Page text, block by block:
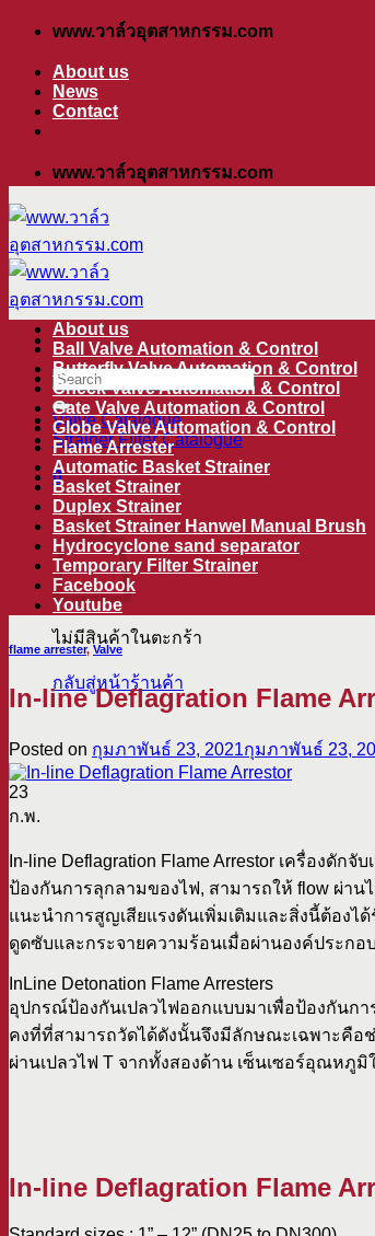
ข้าม
เนื้อหา
www.วาล์วอุตสาหกรรม.com
About us
News
Contact
www.วาล์วอุตสาหกรรม.com
ค้นหา:
Valve Catalogue
Strainer Filter Catalogue
0
ตะกร้าสินค้า
ไม่มีสินค้าในตะกร้า
กลับสู่หน้าร้านค้า
About us
Ball Valve Automation & Control
Butterfly Valve Automation & Control
Check Valve Automation & Control
Gate Valve Automation & Control
Globe Valve Automation & Control
Flame Arrester
Automatic Basket Strainer
Basket Strainer
Duplex Strainer
Basket Strainer Hanwel Manual Brush
Hydrocyclone sand separator
Temporary Filter Strainer
Facebook
Youtube
flame arrester, Valve
In-line Deflagration Flame
Posted on กุมภาพันธ์ 23, 2021กุมภาพันธ์ 23,
23
ก.พ.
In-line Deflagration Flame Arrestor เครื่องดั
ป้องกันการลุกลามของไฟ, สามารถให้ flow ผ่าน
แนะนำการสูญเสียแรงดันเพิ่มเติมและสิ่งนี้ต้อง
ดูดซับและกระจายความร้อนเมื่อผ่านองค์ประกอบ
InLine Detonation Flame Arresters
อุปกรณ์ป้องกันเปลวไฟออกแบบมาเพื่อป้องกันก
คงที่ที่สามารถวัดได้ดังนั้นจึงมีลักษณะเฉพาะคือ
ผ่านเปลวไฟ T จากทั้งสองด้าน เซ็นเซอร์อุณหภู
In-line Deflagration Flame